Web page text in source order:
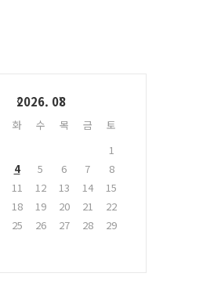
2026. 08
화 수 목 금
토
1
4 5 6 7
8
11 12 13 14
15
18 19 20 21
22
25 26 27 28
29